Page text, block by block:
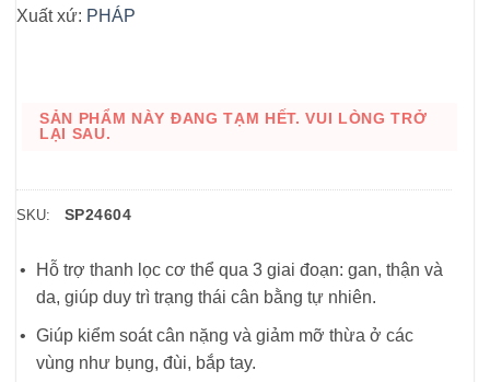
Xuất xứ: PHÁP
SẢN PHẨM NÀY ĐANG TẠM HẾT. VUI LÒNG TRỞ
LẠI SAU.
SKU: SP24604
Hỗ trợ thanh lọc cơ thể qua 3 giai đoạn: gan, thận và
da, giúp duy trì trạng thái cân bằng tự nhiên.
Giúp kiểm soát cân nặng và giảm mỡ thừa ở các
vùng như bụng, đùi, bắp tay.